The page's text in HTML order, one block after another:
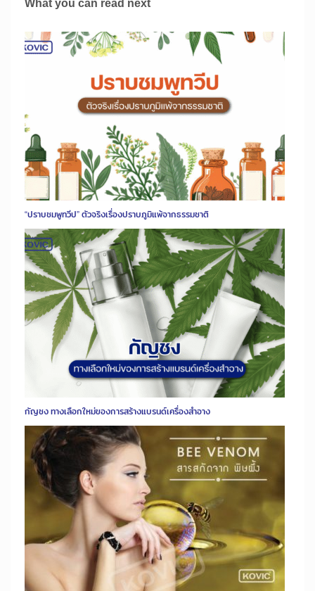
“ปราบชมพูทวีป” ตัวจริงเรื่องปราบภูมิแพ้จากธรรมชาติ
กัญชง ทางเลือกใหม่ของการสร้างแบรนด์เครื่องสำอาง